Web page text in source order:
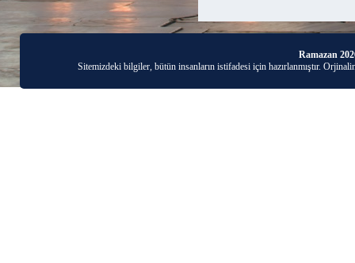
Ramazan
Sitemizdeki bilgiler, bütün insanların istifadesi için hazırlanmıştır.